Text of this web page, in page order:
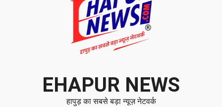
EHAPUR NEWS
हापुड़ का सबसे बड़ा न्यूज़ नेटवर्क